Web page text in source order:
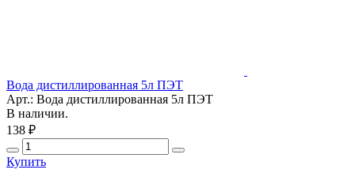
Вода дистиллированная 5л ПЭТ
Арт.: Вода дистиллированная 5л ПЭТ
В наличии.
138 ₽
Купить